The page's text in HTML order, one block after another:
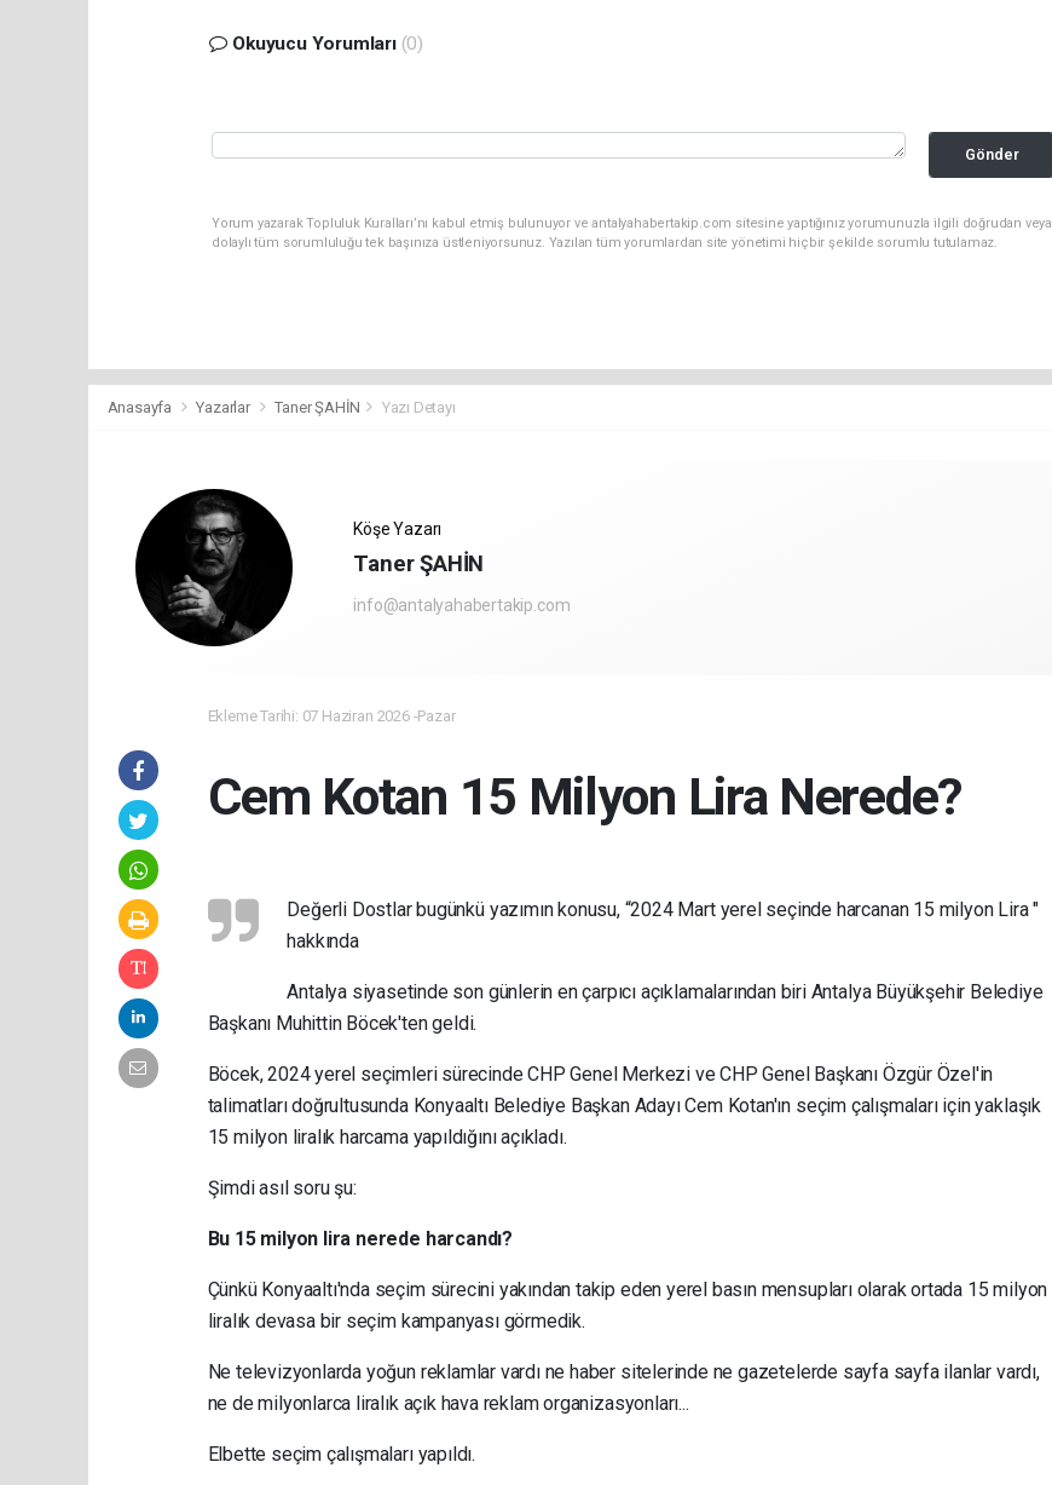
Okuyucu Yorumları (0)
Gönder
Yorum yazarak Topluluk Kuralları’nı kabul etmiş bulunuyor ve antalyahabertakip.com sitesine yaptığınız yorumunuzla ilgili doğrudan veya
dolaylı tüm sorumluluğu tek başınıza üstleniyorsunuz. Yazılan tüm yorumlardan site yönetimi hiçbir şekilde sorumlu tutulamaz.
Anasayfa Yazarlar Taner ŞAHİN Yazı Detayı
Köşe Yazarı
Taner ŞAHİN
info@antalyahabertakip.com
Ekleme Tarihi: 07 Haziran 2026 -Pazar
Cem Kotan 15 Milyon Lira Nerede?
Değerli Dostlar bugünkü yazımın konusu, “2024 Mart yerel seçinde harcanan 15 milyon Lira "
hakkında
Antalya siyasetinde son günlerin en çarpıcı açıklamalarından biri Antalya Büyükşehir Belediye
Başkanı Muhittin Böcek'ten geldi.
Böcek, 2024 yerel seçimleri sürecinde CHP Genel Merkezi ve CHP Genel Başkanı Özgür Özel'in
talimatları doğrultusunda Konyaaltı Belediye Başkan Adayı Cem Kotan'ın seçim çalışmaları için yaklaşık
15 milyon liralık harcama yapıldığını açıkladı.
Şimdi asıl soru şu:
Bu 15 milyon lira nerede harcandı?
Çünkü Konyaaltı'nda seçim sürecini yakından takip eden yerel basın mensupları olarak ortada 15 milyon
liralık devasa bir seçim kampanyası görmedik.
Ne televizyonlarda yoğun reklamlar vardı ne haber sitelerinde ne gazetelerde sayfa sayfa ilanlar vardı,
ne de milyonlarca liralık açık hava reklam organizasyonları...
Elbette seçim çalışmaları yapıldı.